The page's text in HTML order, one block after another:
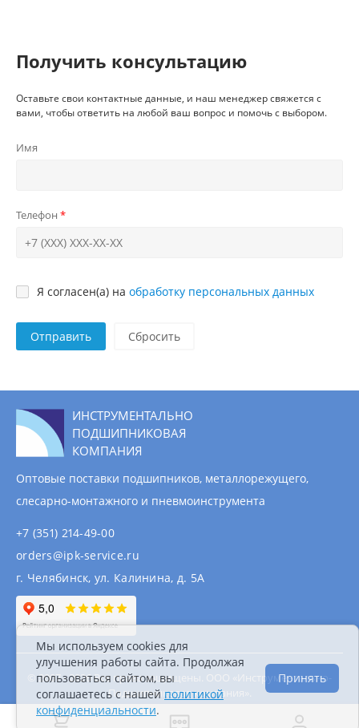
Получить консультацию
Оставьте свои контактные данные, и наш менеджер свяжется с
вами, чтобы ответить на любой ваш вопрос и помочь с выбором.
Имя
Телефон
Я согласен(а) на обработку персональных данных
Отправить
ИНСТРУМЕНТАЛЬНО
ПОДШИПНИКОВАЯ
КОМПАНИЯ
Оптовые поставки подшипников, металлорежущего,
слесарно-монтажного и пневмоинструмента
+7 (351) 214-49-00
orders@ipk-service.ru
г. Челябинск, ул. Калинина, д. 5А
© 2007 - 2026 Все права защищены. ООО «Инструментально-
Подшипниковая компания».
Информация на сайте не является публичной
Политика конфиденциальности
Мы используем cookies для
улучшения работы сайта. Продолжая
пользоваться сайтом, вы
соглашаетесь с нашей политикой
конфиденциальности.
Принять